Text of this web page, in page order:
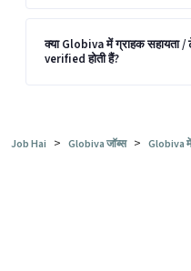
क्या Globiva में ग्राहक सहायता
verified होती हैं?
Job Hai > Globiva जॉब्स > Globiva